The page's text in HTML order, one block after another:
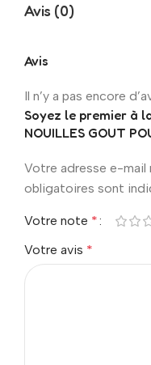
Avis (0)
Avis
Il n’y a pas encore
Soyez le premier à
NOUILLES GOUT
Votre adresse e-mail
obligatoires sont
Votre note *
Votre avis *